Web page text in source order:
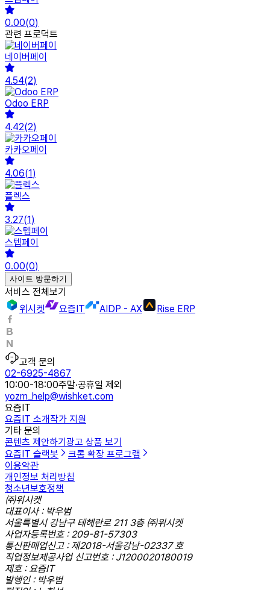
0.00(0)
관련 프로덕트
네이버페이
4.54(2)
Odoo ERP
4.42(2)
카카오페이
4.06(1)
플렉스
3.27(1)
스텝페이
0.00(0)
사이트 방문하기
서비스 전체보기
위시켓
요즘IT AIDP - AX Rise ERP
고객 문의
02-6925-4867
10:00-18:00주말·공휴일 제외
yozm_help@wishket.com
요즘IT
요즘IT 소개작가 지원
기타 문의
콘텐츠 제안하기광고 상품 보기
요즘IT 슬랙봇
크롬 확장 프로그램
이용약관
개인정보 처리방침
청소년보호정책
㈜위시켓
대표이사 : 박우범
서울특별시 강남구 테헤란로 211 3층 ㈜위시켓
사업자등록번호 : 209-81-57303
통신판매업신고 : 제2018-서울강남-02337 호
직업정보제공사업 신고번호 : J1200020180019
제호 : 요즘IT
발행인 : 박우범